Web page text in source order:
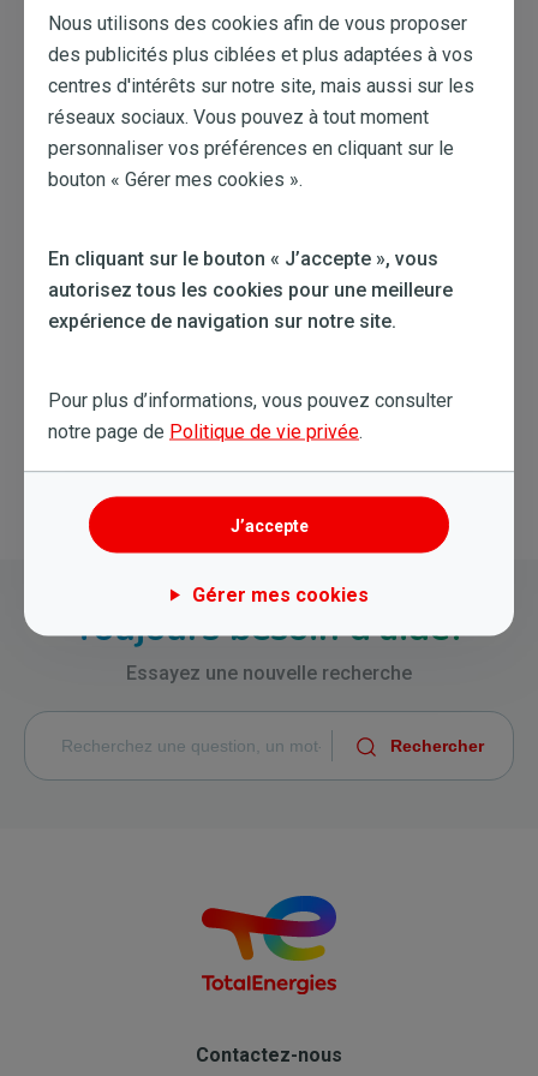
dans l’onglet « entreprises et références ».
Cet onglet regroupe les détails concernant les différents
sites de vos entreprises :
Nom
Numéro d’entreprise
Références
Cet article m'a aidé
Cet article ne m'a pas aidé
Retour à la liste
Toujours besoin d'aide?
Essayez une nouvelle recherche
Contactez-nous
Nous utilisons des cookies afin de vous proposer
des publicités plus ciblées et plus adaptées à vos
centres d'intérêts sur notre site, mais aussi sur les
réseaux sociaux. Vous pouvez à tout moment
personnaliser vos préférences en cliquant sur le
bouton « Gérer mes cookies ».
En cliquant sur le bouton « J’accepte », vous
autorisez tous les cookies pour une meilleure
expérience de navigation sur notre site.
Pour plus d’informations, vous pouvez consulter
notre page de Politique de vie privée.
J’accepte
Gérer mes cookies